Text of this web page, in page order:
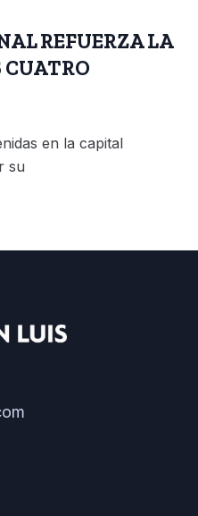
REFUERZA LA
CUATRO
en la capital
su